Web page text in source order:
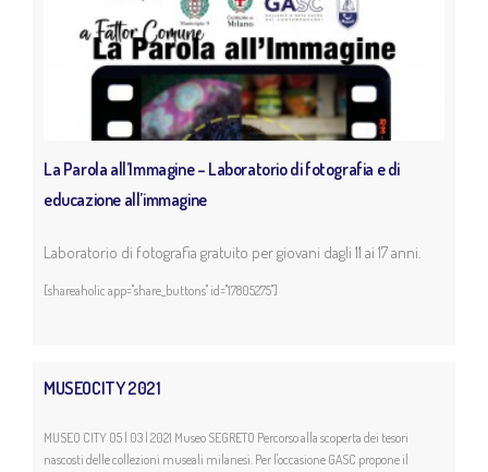
La Parola all’Immagine – Laboratorio di fotografia e di
educazione all’immagine
Laboratorio di fotografia gratuito per giovani dagli 11 ai 17 anni.
[shareaholic app="share_buttons" id="17805275"]
MUSEOCITY 2021
MUSEO CITY 05 | 03 | 2021 Museo SEGRETO Percorso alla scoperta dei tesori
nascosti delle collezioni museali milanesi. Per l'occasione GASC propone il